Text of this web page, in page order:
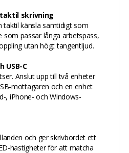
skrivning
taktil känsla samtidigt som
som passar långa arbetspass,
utan högt tangentljud.
USB-C
Anslut upp till två enheter
mottagaren och en enhet
, iPhone- och Windows-
och ger skrivbordet ett
hastigheter för att matcha